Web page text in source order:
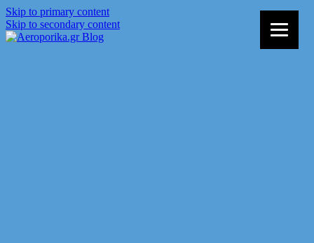
Skip to primary content
Skip to secondary content
Αεροπορικά Εισιτήρια, Οικονομικές